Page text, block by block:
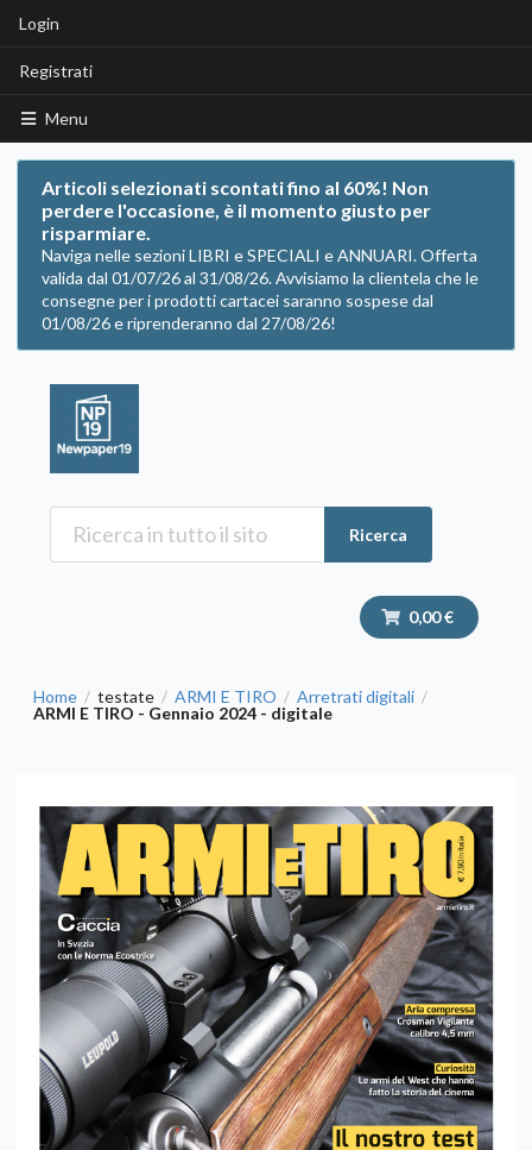
Login
Registrati
Menu
Articoli selezionati scontati fino al 60%! Non
perdere l'occasione, è il momento giusto per
risparmiare.
Naviga nelle sezioni LIBRI e SPECIALI e ANNUARI. Offerta
valida dal 01/07/26 al 31/08/26. Avvisiamo la clientela che le
consegne per i prodotti cartacei saranno sospese dal
01/08/26 e riprenderanno dal 27/08/26!
Ricerca
0,00 €
Home / testate / ARMI E TIRO / Arretrati digitali /
ARMI E TIRO - Gennaio 2024 - digitale